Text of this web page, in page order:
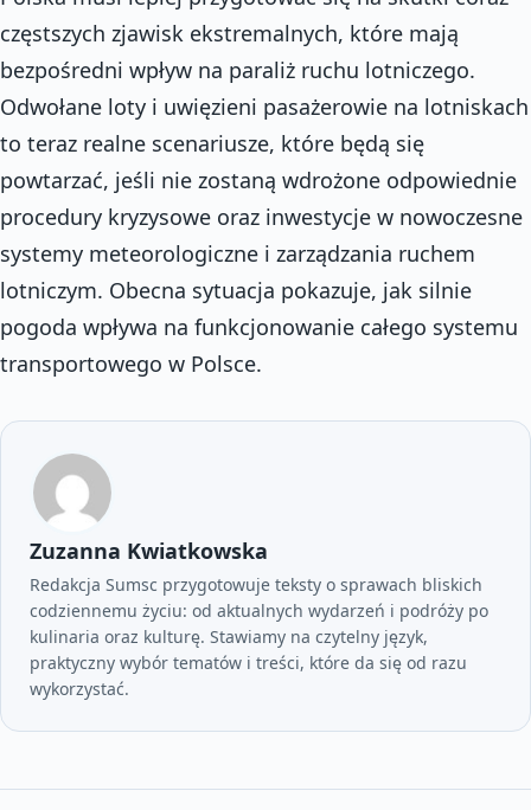
częstszych zjawisk ekstremalnych, które mają
bezpośredni wpływ na paraliż ruchu lotniczego.
Odwołane loty i uwięzieni pasażerowie na lotniskach
to teraz realne scenariusze, które będą się
powtarzać, jeśli nie zostaną wdrożone odpowiednie
procedury kryzysowe oraz inwestycje w nowoczesne
systemy meteorologiczne i zarządzania ruchem
lotniczym. Obecna sytuacja pokazuje, jak silnie
pogoda wpływa na funkcjonowanie całego systemu
transportowego w Polsce.
Zuzanna Kwiatkowska
Redakcja Sumsc przygotowuje teksty o sprawach bliskich
codziennemu życiu: od aktualnych wydarzeń i podróży po
kulinaria oraz kulturę. Stawiamy na czytelny język,
praktyczny wybór tematów i treści, które da się od razu
wykorzystać.